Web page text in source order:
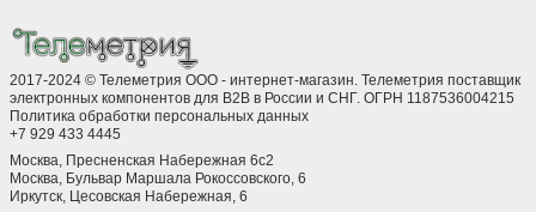
2017-2024 © Телеметрия ООО - интернет-магазин. Телеметрия поставщик
электронных компонентов для B2B в России и СНГ. ОГРН 1187536004215
Политика обработки персональных данных
+7 929 433 4445
Москва, Пресненская Набережная 6с2
Москва, ​Бульвар Маршала Рокоссовского, 6
Иркутск, ​Цесовская Набережная, 6